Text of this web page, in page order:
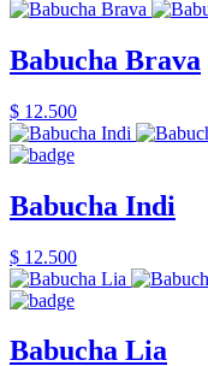
Babucha Brava
$ 12.500
Babucha Indi
$ 12.500
Babucha Lia